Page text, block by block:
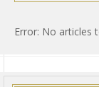
Error: No articles